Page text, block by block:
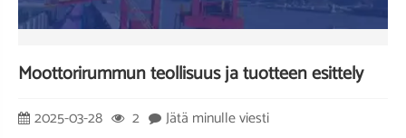
Moottorirummun teollisuus ja tuotteen esittely
2025-03-28 2
Jätä minulle viesti